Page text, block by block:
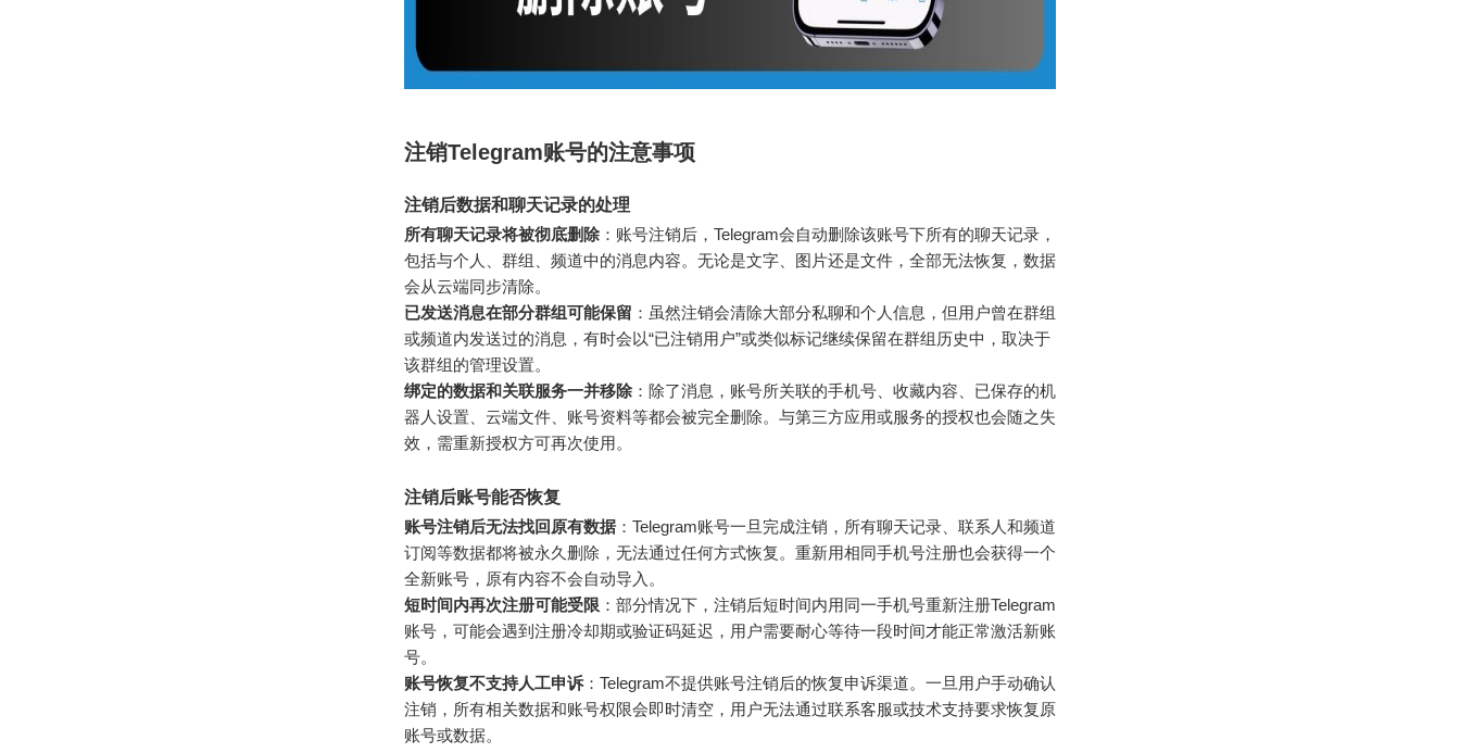
注销Telegram账号的注意事项
注销后数据和聊天记录的处理
所有聊天记录将被彻底删除 ：账号注销后，Telegram会自动删除该账号下所有的聊天记录，
包括与个人、群组、频道中的消息内容。无论是文字、图片还是文件，全部无法恢复，数据
会从云端同步清除。
已发送消息在部分群组可能保留 ：虽然注销会清除大部分私聊和个人信息，但用户曾在群组
或频道内发送过的消息，有时会以“已注销用户”或类似标记继续保留在群组历史中，取决于
该群组的管理设置。
绑定的数据和关联服务一并移除 ：除了消息，账号所关联的手机号、收藏内容、已保存的机
器人设置、云端文件、账号资料等都会被完全删除。与第三方应用或服务的授权也会随之失
效，需重新授权方可再次使用。
注销后账号能否恢复
账号注销后无法找回原有数据 ：Telegram账号一旦完成注销，所有聊天记录、联系人和频道
订阅等数据都将被永久删除，无法通过任何方式恢复。重新用相同手机号注册也会获得一个
全新账号，原有内容不会自动导入。
短时间内再次注册可能受限 ：部分情况下，注销后短时间内用同一手机号重新注册Telegram
账号，可能会遇到注册冷却期或验证码延迟，用户需要耐心等待一段时间才能正常激活新账
号。
账号恢复不支持人工申诉：Telegram不提供账号注销后的恢复申诉渠道。一旦用户手动确认
注销，所有相关数据和账号权限会即时清空，用户无法通过联系客服或技术支持要求恢复原
账号或数据。